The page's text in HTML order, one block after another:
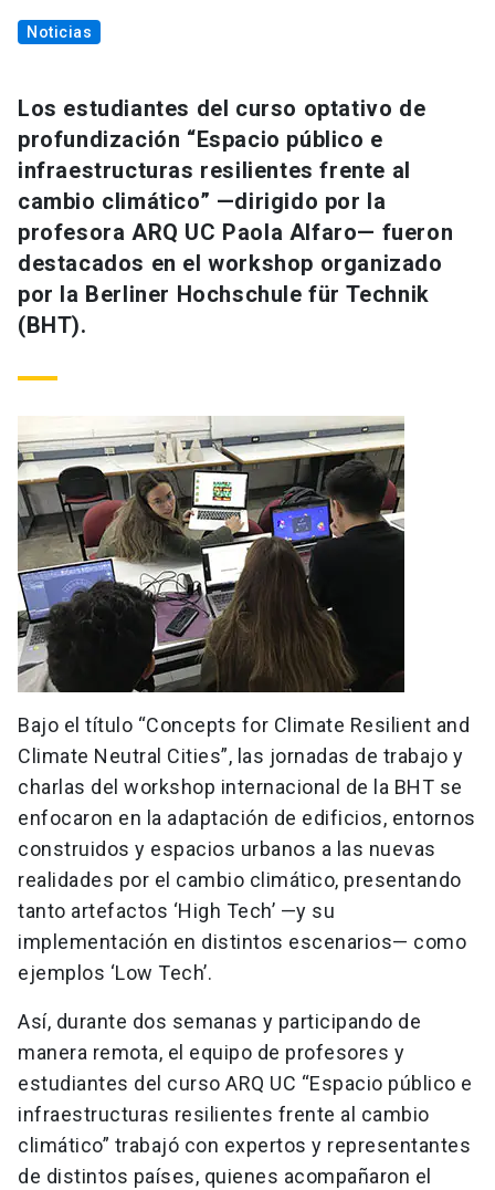
Noticias
Los estudiantes del curso optativo de
profundización “Espacio público e
infraestructuras resilientes frente al
cambio climático” —dirigido por la
profesora ARQ UC Paola Alfaro— fueron
destacados en el workshop organizado
por la Berliner Hochschule für Technik
(BHT).
Bajo el título “Concepts for Climate Resilient and
Climate Neutral Cities”, las jornadas de trabajo y
charlas del workshop internacional de la BHT se
enfocaron en la adaptación de edificios, entornos
construidos y espacios urbanos a las nuevas
realidades por el cambio climático, presentando
tanto artefactos ‘High Tech’ —y su
implementación en distintos escenarios— como
ejemplos ‘Low Tech’.
Así, durante dos semanas y participando de
manera remota, el equipo de profesores y
estudiantes del curso ARQ UC “Espacio público e
infraestructuras resilientes frente al cambio
climático” trabajó con expertos y representantes
de distintos países, quienes acompañaron el